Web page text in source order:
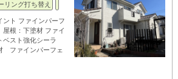
リング打ち替え
ント ファインパーフ
根：下塗材 ファイ
ベスト強化シーラ
ファインパーフェ